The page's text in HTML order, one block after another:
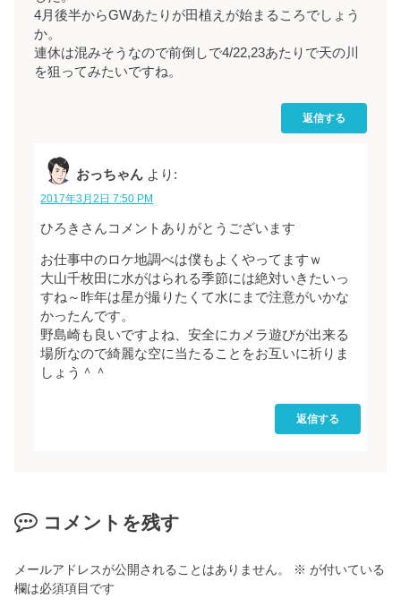
4月後半からGWあたりが田植えが始まるころでしょう
か。
連休は混みそうなので前倒しで4/22,23あたりで天の川
を狙ってみたいですね。
返信する
おっちゃん より:
2017年3月2日 7:50 PM
ひろきさんコメントありがとうございます
お仕事中のロケ地調べは僕もよくやってますｗ
大山千枚田に水がはられる季節には絶対いきたいっ
すね～昨年は星が撮りたくて水にまで注意がいかな
かったんです。
野島崎も良いですよね、安全にカメラ遊びが出来る
場所なので綺麗な空に当たることをお互いに祈りま
しょう＾＾
返信する
コメントを残す
メールアドレスが公開されることはありません。 ※ が付いている
欄は必須項目です